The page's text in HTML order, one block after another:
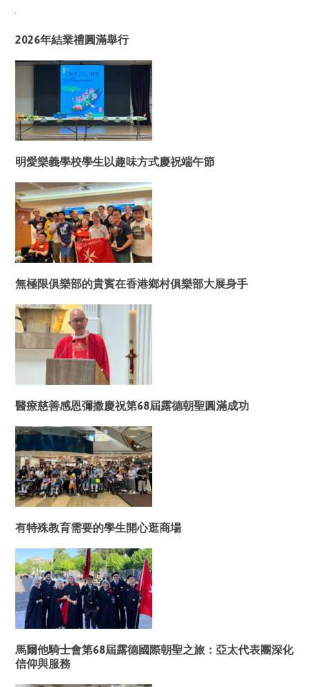
2026年結業禮圓滿舉行
明愛樂義學校學生以趣味方式慶祝端午節
無極限俱樂部的貴賓在香港鄉村俱樂部大展身手
醫療慈善感恩彌撒慶祝第68屆露德朝聖圓滿成功
有特殊教育需要的學生開心逛商場
馬爾他騎士會第68屆露德國際朝聖之旅：亞太代表團深化
信仰與服務